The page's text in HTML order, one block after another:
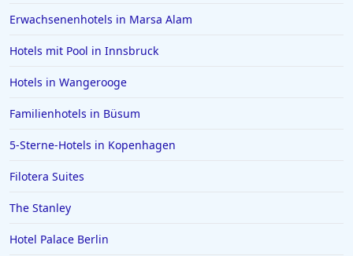
Erwachsenenhotels in Marsa Alam
Hotels mit Pool in Innsbruck
Hotels in Wangerooge
Familienhotels in Büsum
5-Sterne-Hotels in Kopenhagen
Filotera Suites
The Stanley
Hotel Palace Berlin